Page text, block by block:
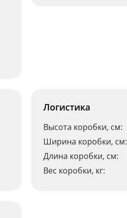
Логистика
Высота коробки, см:
Ширина коробки, см:
Длина коробки, см:
Вес коробки, кг: